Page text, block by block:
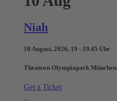
Niah
10 August, 2026, 19 - 19.45 Uhr
Theatron Olympiapark München
Get a Ticket